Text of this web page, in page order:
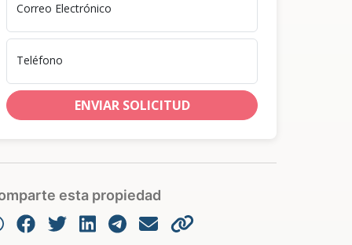
Correo Electrónico
Teléfono
ENVIAR SOLICITUD
esta propiedad